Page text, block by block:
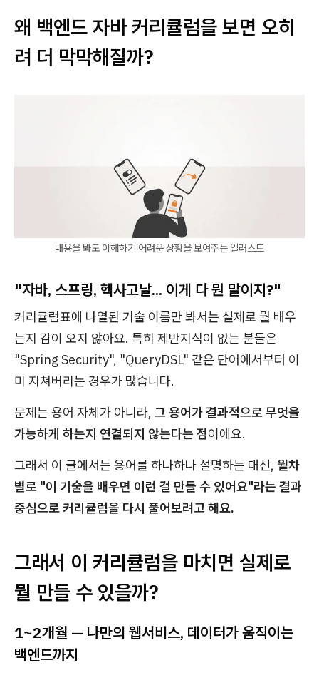
왜 백엔드 자바 커리큘럼을 보면 오히
려 더 막막해질까?
내용을 봐도 이해하기 어려운 상황을 보여주는 일러스트
"자바, 스프링, 헥사고날... 이게 다 뭔 말이지?"
커리큘럼표에 나열된 기술 이름만 봐서는 실제로 뭘 배우
는지 감이 오지 않아요. 특히 제반지식이 없는 분들은
"Spring Security", "QueryDSL" 같은 단어에서부터 이
미 지쳐버리는 경우가 많습니다.
문제는 용어 자체가 아니라, 그 용어가 결과적으로 무엇을
가능하게 하는지 연결되지 않는다는 점이에요.
그래서 이 글에서는 용어를 하나하나 설명하는 대신, 월차
별로 "이 기술을 배우면 이런 걸 만들 수 있어요"라는 결과
중심으로 커리큘럼을 다시 풀어보려고 해요.
그래서 이 커리큘럼을 마치면 실제로
뭘 만들 수 있을까?
1~2개월 — 나만의 웹서비스, 데이터가 움직이는
백엔드까지